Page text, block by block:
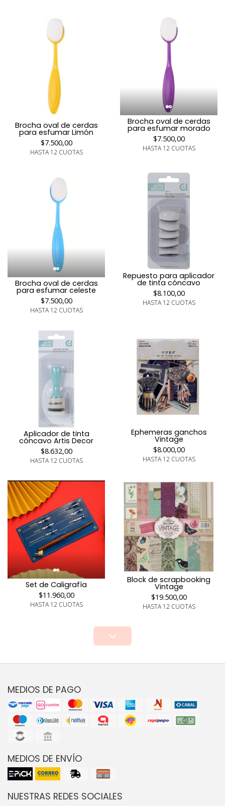
Brocha oval de cerdas
para esfumar Limón
$7.500,00
HASTA 12 CUOTAS
Brocha oval de cerdas
para esfumar morado
$7.500,00
HASTA 12 CUOTAS
Brocha oval de cerdas
para esfumar celeste
$7.500,00
HASTA 12 CUOTAS
Repuesto para aplicador
de tinta cóncavo
$8.100,00
HASTA 12 CUOTAS
Aplicador de tinta
cóncavo Artis Decor
$8.632,00
HASTA 12 CUOTAS
Ephemeras ganchos
Vintage
$8.000,00
HASTA 12 CUOTAS
Set de Caligrafía
$11.960,00
HASTA 12 CUOTAS
Block de scrapbooking
Vintage
$19.500,00
HASTA 12 CUOTAS
MEDIOS DE PAGO
MEDIOS DE ENVÍO
NUESTRAS REDES SOCIALES